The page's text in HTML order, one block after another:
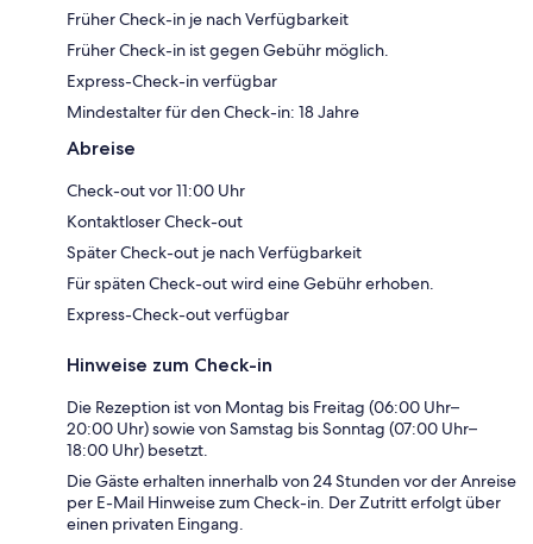
Früher Check-in je nach Verfügbarkeit
Früher Check-in ist gegen Gebühr möglich.
Express-Check-in verfügbar
Mindestalter für den Check-in: 18 Jahre
Abreise
Check-out vor 11:00 Uhr
Kontaktloser Check-out
Später Check-out je nach Verfügbarkeit
Für späten Check-out wird eine Gebühr erhoben.
Express-Check-out verfügbar
Hinweise zum Check-in
Die Rezeption ist von Montag bis Freitag (06:00 Uhr–
20:00 Uhr) sowie von Samstag bis Sonntag (07:00 Uhr–
18:00 Uhr) besetzt.
Die Gäste erhalten innerhalb von 24 Stunden vor der Anreise
per E-Mail Hinweise zum Check-in. Der Zutritt erfolgt über
einen privaten Eingang.